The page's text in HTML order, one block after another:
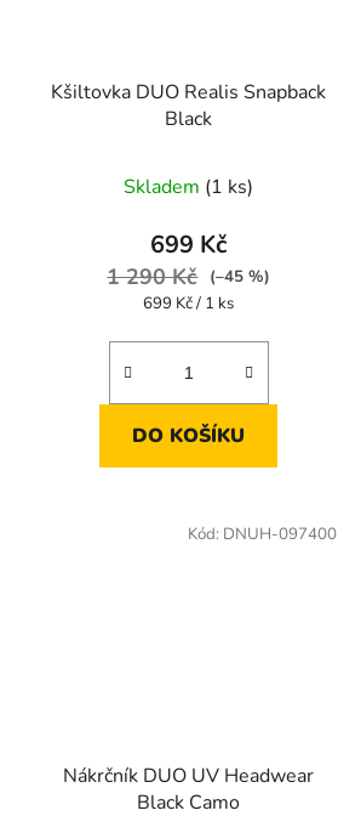
Kšiltovka DUO Realis Snapback
Black
Skladem (1 ks)
699 Kč
1 290 Kč (–45 %)
Měrná
699 Kč / 1 ks
DO KOŠÍKU
Nákrčník DUO UV Headwear
Black Camo
Kód: DNUH-097400